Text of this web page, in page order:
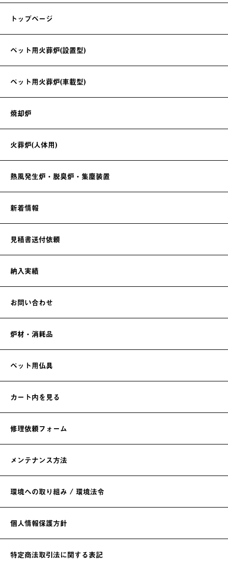
トップページ
ペット用火葬炉(設置型)
ペット用火葬炉(車載型)
焼却炉
火葬炉(人体用)
熱風発生炉・脱臭炉・集塵装置
新着情報
見積書送付依頼
納入実績
お問い合わせ
炉材・消耗品
ペット用仏具
カート内を見る
修理依頼フォーム
メンテナンス方法
環境への取り組み / 環境法令
個人情報保護方針
特定商法取引法に関する表記